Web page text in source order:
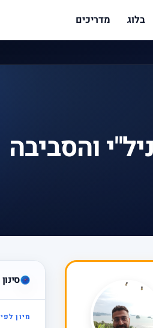
בלוג מדריכים
והסביבה
סינון
מיון לפי